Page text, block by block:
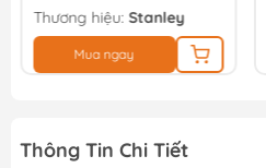
Thương hiệu: Stanley
Mua ngay
Thông Tin Chi Tiết